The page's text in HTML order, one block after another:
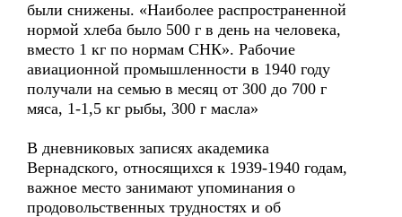
были снижены. «Наиболее распространенной
нормой хлеба было 500 г в день на человека,
вместо 1 кг по нормам СНК». Рабочие
авиационной промышленности в 1940 году
получали на семью в месяц от 300 до 700 г
мяса, 1-1,5 кг рыбы, 300 г масла»
В дневниковых записях академика
Вернадского, относящихся к 1939-1940 годам,
важное место занимают упоминания о
продовольственных трудностях и об